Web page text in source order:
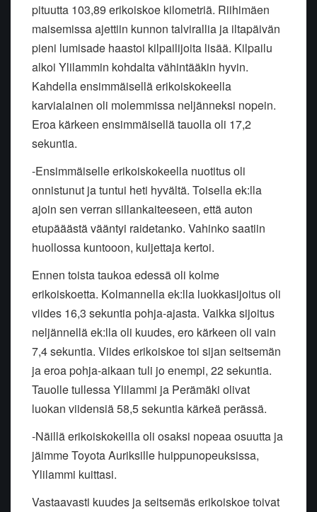
pituutta 103,89 erikoiskoe kilometriä. Riihimäen
maisemissa ajettiin kunnon talvirallia ja iltapäivän
pieni lumisade haastoi kilpailijoita lisää. Kilpailu
alkoi Ylilammin kohdalta vähintääkin hyvin.
Kahdella ensimmäisellä erikoiskokeella
karvialainen oli molemmissa neljänneksi nopein.
Eroa kärkeen ensimmäisellä tauolla oli 17,2
sekuntia.
-Ensimmäiselle erikoiskokeella nuotitus oli
onnistunut ja tuntui heti hyvältä. Toisella ek:lla
ajoin sen verran sillankaiteeseen, että auton
etupääästä vääntyi raidetanko. Vahinko saatiin
huollossa kuntooon, kuljettaja kertoi.
Ennen toista taukoa edessä oli kolme
erikoiskoetta. Kolmannella ek:lla luokkasijoitus oli
viides 16,3 sekuntia pohja-ajasta. Vaikka sijoitus
neljännellä ek:lla oli kuudes, ero kärkeen oli vain
7,4 sekuntia. Viides erikoiskoe toi sijan seitsemän
ja eroa pohja-aikaan tuli jo enempi, 22 sekuntia.
Tauolle tullessa Ylilammi ja Perämäki olivat
luokan viidensiä 58,5 sekuntia kärkeä perässä.
-Näillä erikoiskokeilla oli osaksi nopeaa osuutta ja
jäimme Toyota Auriksille huippunopeuksissa,
Ylilammi kuittasi.
Vastaavasti kuudes ja seitsemäs erikoiskoe toivat